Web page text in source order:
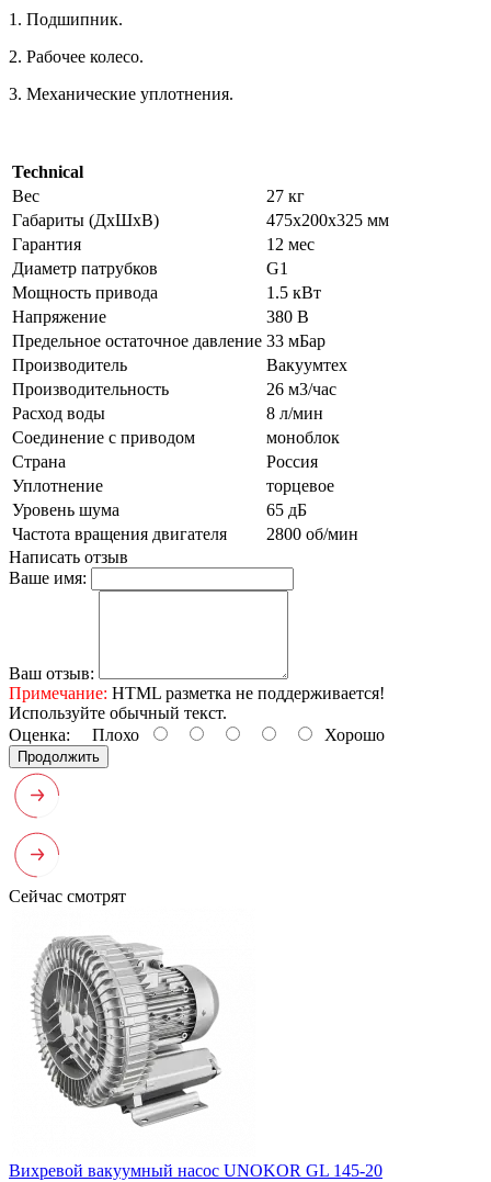
1. Подшипник.
2. Рабочее колесо.
3. Механические уплотнения.
Technical
Вес
27 кг
Габариты (ДхШхВ)
475x200x325 мм
Гарантия
12 мес
Диаметр патрубков
G1
Мощность привода
1.5 кВт
Напряжение
380 В
Предельное остаточное давление 33 мБар
Производитель
Вакуумтех
Производительность
26 м3/час
Расход воды
8 л/мин
Соединение с приводом
моноблок
Страна
Россия
Уплотнение
торцевое
Уровень шума
65 дБ
Частота вращения двигателя
2800 об/мин
Написать отзыв
Ваше имя:
Ваш отзыв:
Примечание: HTML разметка не поддерживается!
Используйте обычный текст.
Оценка: Плохо Хорошо
Продолжить
Сейчас смотрят
Вихревой вакуумный насос UNOKOR GL 145-20